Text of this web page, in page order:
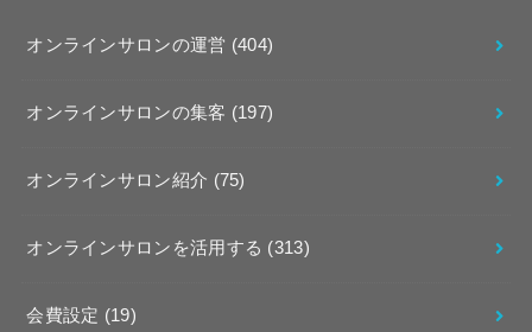
オンラインサロンの運営 (404)
オンラインサロンの集客 (197)
オンラインサロン紹介 (75)
オンラインサロンを活用する (313)
会費設定 (19)